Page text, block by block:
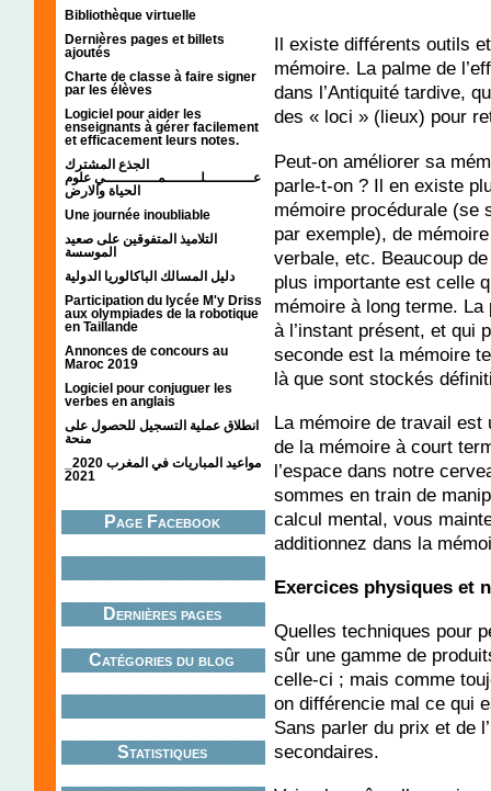
Bibliothèque virtuelle
Dernières pages et billets
ajoutés
Charte de classe à faire signer
par les élèves
Logiciel pour aider les
enseignants à gérer facilement
et efficacement leurs notes.
الجذع المشترك
عـــــــــــلــــــــمــــــــــــي علوم
الحياة والارض
Une journée inoubliable
التلاميذ المتفوقين على صعيد
الموسسة
دليل المسالك الباكالوريا الدولية
Participation du lycée M'y Driss
aux olympiades de la robotique
en Taillande
Annonces de concours au
Maroc 2019
Logiciel pour conjuguer les
verbes en anglais
انطلاق عملية التسجيل للحصول على
منحة
2021
Page Facebook
Dernières pages
Catégories du blog
Statistiques
Il existe différents outils
mémoire. La palme de
dans l’Antiquité tardive,
des « loci » (lieux) pour
Peut-on améliorer sa
parle-t-on ? Il en existe
mémoire procédurale (se
par exemple), de
verbale, etc. Beaucoup
plus importante est celle
mémoire à long terme.
à l’instant présent, et qui
seconde est la mémoire
là que sont stockés
La mémoire de travail
de la mémoire à court
l’espace dans notre
sommes en train de
calcul mental, vous
additionnez dans la
Exercices physiques et
Quelles techniques pour
sûr une gamme de
celle-ci ; mais comme
on différencie mal ce qui
Sans parler du prix et de
secondaires.